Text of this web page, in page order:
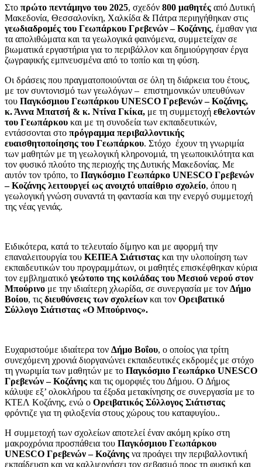
Στο πρώτο πεντάμηνο του 2025, σχεδόν 800 μαθητές από Δυτική
Μακεδονία, Θεσσαλονίκη, Χαλκίδα & Πάτρα περιηγήθηκαν στις
γεωδιαδρομές του Γεωπάρκου Γρεβενών – Κοζάνης, έμαθαν για
τα απολιθώματα και τα γεωλογικά φαινόμενα, συμμετείχαν σε
βιωματικά εργαστήρια για το περιβάλλον και δημιούργησαν έργα
ζωγραφικής εμπνευσμένα από το τοπίο και τη φύση.
Οι δράσεις που πραγματοποιούνται σε όλη τη διάρκεια του έτους,
με τον συντονισμό των γεωλόγων – επιστημονικών υπευθύνων
του Παγκόσμιου Γεωπάρκου UNESCO Γρεβενών – Κοζάνης,
κ. Άννα Μπατσή & κ. Ντίνα Γκίκα, με τη συμμετοχή εθελοντών
του Γεωπάρκου και με τη συνοδεία των εκπαιδευτικών,
εντάσσονται στο πρόγραμμα περιβαλλοντικής
ευαισθητοποίησης του Γεωπάρκου. Στόχο έχουν τη γνωριμία
των μαθητών με τη γεωλογική κληρονομιά, τη γεωποικιλότητα και
τον φυσικό πλούτο της περιοχής της Δυτικής Μακεδονίας. Με
αυτόν τον τρόπο, το Παγκόσμιο Γεωπάρκο UNESCO Γρεβενών
– Κοζάνης λειτουργεί ως ανοιχτό υπαίθριο σχολείο, όπου η
γεωλογική γνώση συναντά τη φαντασία και την ενεργό συμμετοχή
της νέας γενιάς.
Ειδικότερα, κατά το τελευταίο δίμηνο και με αφορμή την
επαναλειτουργία του ΚΕΠΕΑ Σιάτιστας και την υλοποίηση των
εκπαιδευτικών του προγραμμάτων, οι μαθητές επισκέφθηκαν κύρια
τον εμβληματικό γεώτοπο της κοιλάδας του Μεσιού νερού στον
Μπούρινο με την ιδιαίτερη χλωρίδα, σε συνεργασία με τον Δήμο
Βοίου, τις διευθύνσεις των σχολείων και τον Ορειβατικό
Σύλλογο Σιάτιστας «Ο Μπούρινος».
Ευχαριστούμε ιδιαίτερα τον Δήμο Βοΐου, ο οποίος για τρίτη
συνεχόμενη χρονιά διοργανώνει εκπαιδευτικές εκδρομές με στόχο
τη γνωριμία των μαθητών με το Παγκόσμιο Γεωπάρκο UNESCO
Γρεβενών – Κοζάνης και τις ομορφιές του Δήμου. Ο Δήμος
κάλυψε εξ’ ολοκλήρου τα έξοδα μετακίνησης σε συνεργασία με το
ΚΤΕΛ Κοζάνης, ενώ ο Ορειβατικός Σύλλογος Σιάτιστας
φρόντιζε για τη φιλοξενία στους χώρους του καταφυγίου..
Η συμμετοχή των σχολείων αποτελεί έναν ακόμη κρίκο στη
μακροχρόνια προσπάθεια του Παγκόσμιου Γεωπάρκου
UNESCO Γρεβενών – Κοζάνης να προάγει την περιβαλλοντική
εκπαίδευση και να καλλιεργήσει τον σεβασμό προς τη φυσική και